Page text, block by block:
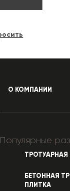
О КОМПАНИИ
Популярные
ТРОТУАРНАЯ
БЕТОННАЯ
ПЛИТКА